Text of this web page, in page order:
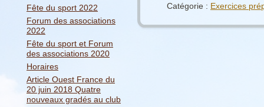
Fête du sport 2022
Forum des associations
2022
Fête du sport et Forum
des associations 2020
Horaires
Article Ouest France du
20 juin 2018 Quatre
nouveaux gradés au club
Catégorie : Exercices